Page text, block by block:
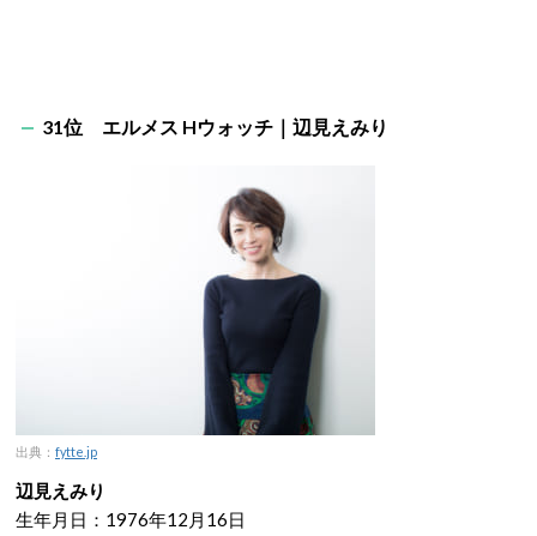
31位 エルメス Hウォッチ｜辺見えみり
出典： fytte.jp
辺見えみり
生年月日：1976年12月16日